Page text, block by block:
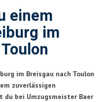
einem
im
im Breisgau nach Toulon
zuverlässigen
du bei Umzugsmeister Baer